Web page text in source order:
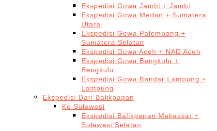
Ekspedisi Gowa Jambi + Jambi
Ekspedisi Gowa Medan + Sumatera
Utara
Ekspedisi Gowa Palembang +
Sumatera Selatan
Ekspedisi Gowa Aceh + NAD Aceh
Ekspedisi Gowa Bengkulu +
Bengkulu
Ekspedisi Gowa Bandar Lampung +
Lampung
Ekspedisi Dari Balikpapan
Ke Sulawesi
Ekspedisi Balikpapan Makassar +
Sulawesi Selatan